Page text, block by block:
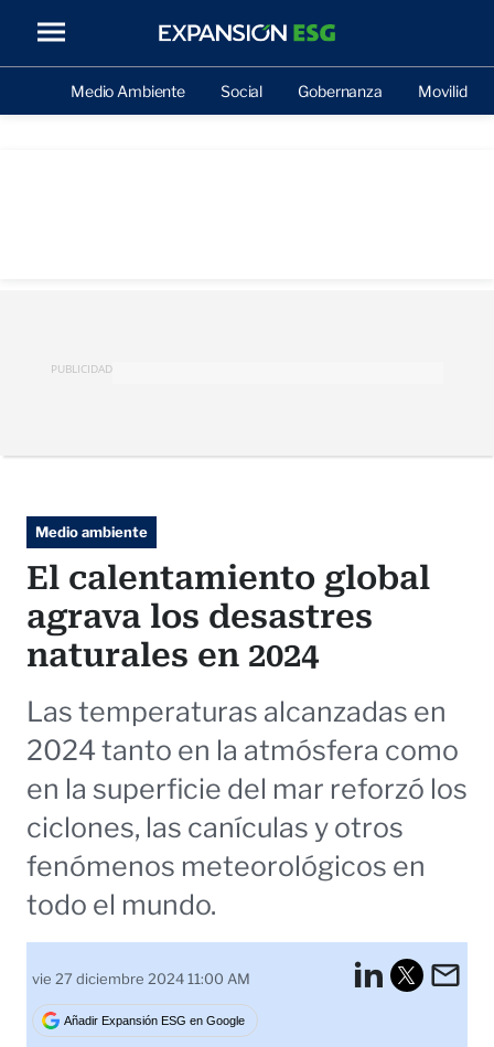
Medio Ambiente Social Gobernanza Movilidad
PUBLICIDAD
Medio ambiente
El calentamiento global
agrava los desastres
naturales en 2024
Las temperaturas alcanzadas en
2024 tanto en la atmósfera como
en la superficie del mar reforzó los
ciclones, las canículas y otros
fenómenos meteorológicos en
todo el mundo.
vie 27 diciembre 2024 11:00 AM
Añadir Expansión ESG en Google